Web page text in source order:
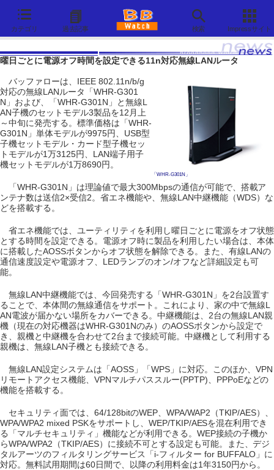
カテゴリ 過去記事 検索 Impressサイト
曜日ごとに電源オフ時間を設定できる11n対応無線LANルータ
「WHR-G301N」
バッファローは、IEEE 802.11n/b/g
対応の無線LANルータ「WHR-G301
N」および、「WHR-G301N」と無線L
AN子機のセットモデル3製品を12月上
～中旬に発売する。標準価格は「WHR-
G301N」単体モデルが9975円、USB型
子機セットモデル・カード型子機セッ
トモデルが1万3125円、LAN端子用子
機セットモデルが1万8690円。
「WHR-G301N」は理論値で最大300Mbpsの通信が可能で、搭載ア
ンテナ数は送信2×受信2。省エネ機能や、無線LAN中継機能（WDS）な
どを搭載する。
省エネ機能では、ユーティリティを利用し曜日ごとに電源をオフ状態
とする時間を設定できる。電源オフ時に製品を利用したい場合は、本体
に搭載したAOSSボタンからオフ状態を解除できる。また、有線LANの
通信速度設定や電源オフ、LEDランプのオン/オフなど詳細設定も可
能。
無線LAN中継機能では、今回発売する「WHR-G301N」を2台設置す
ることで、本体間の無線通信をサポート。これにより、家の中で無線L
AN電波が届かない場所をカバーできる。中継機能は、2台の無線LAN親
機（現在の対応機器はWHR-G301Nのみ）のAOSSボタンから設定で
き、親機と中継機を合わせて2台まで接続可能。中継機として利用する
親機は、無線LAN子機とも接続できる。
無線LAN設定システムは「AOSS」「WPS」に対応。このほか、VPN
リモートアクセス機能、VPNマルチパススルー(PPTP)、PPPoEなどの
機能を搭載する。
セキュリティ面では、64/128bitのWEP、WPA/WAP2（TKIP/AES）、
WPA/WPA2 mixed PSKをサポートし、WEP/TKIP/AESを混在利用でき
る「マルチセキュリティ」機能などが利用できる。WEP接続の子機か
らWPA/WPA2（TKIP/AES）に接続不可とする設定も可能。また、デジ
タルアーツのフィルタリングサービス「i-フィルター for BUFFALO」に
対応。無料試用期間は60日間で、以降の利用料金は1年3150円から。